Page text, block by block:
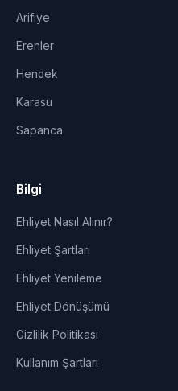
Arifiye
Erenler
Hendek
Karasu
Sapanca
Bilgi
Ehliyet Nasıl Alınır?
Ehliyet Şartları
Ehliyet Yenileme
Ehliyet Dönüşümü
Gizlilik Politikası
Kullanım Şartları